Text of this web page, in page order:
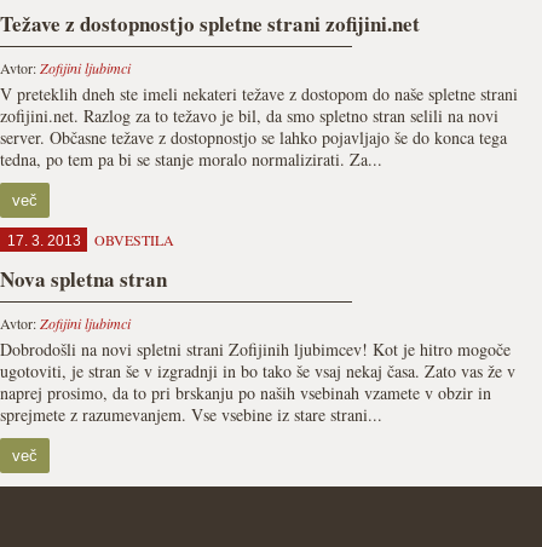
Težave z dostopnostjo spletne strani zofijini.net
Avtor:Zofijini ljubimci
V preteklih dneh ste imeli nekateri težave z dostopom do naše spletne strani
zofijini.net. Razlog za to težavo je bil, da smo spletno stran selili na novi
server. Občasne težave z dostopnostjo se lahko pojavljajo še do konca tega
tedna, po tem pa bi se stanje moralo normalizirati. Za...
več
17. 3. 2013 OBVESTILA
Nova spletna stran
Avtor:Zofijini ljubimci
Dobrodošli na novi spletni strani Zofijinih ljubimcev! Kot je hitro mogoče
ugotoviti, je stran še v izgradnji in bo tako še vsaj nekaj časa. Zato vas že v
naprej prosimo, da to pri brskanju po naših vsebinah vzamete v obzir in
sprejmete z razumevanjem. Vse vsebine iz stare strani...
več